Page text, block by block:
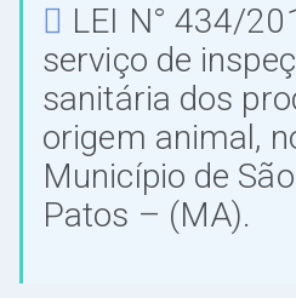
LEI N° 434/
serviço de
sanitária dos
origem animal,
Município de
Patos – (MA).